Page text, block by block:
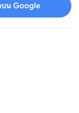
บน Google